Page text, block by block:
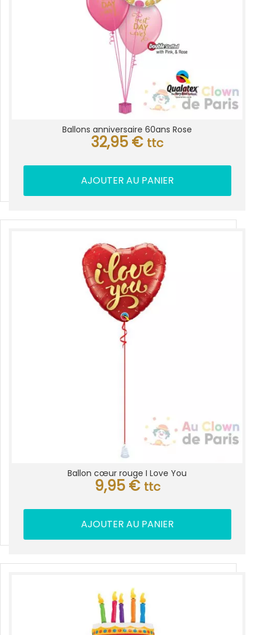
Ballons anniversaire 60ans Rose
32,95 € ttc
AJOUTER AU PANIER
Ballon cœur rouge I Love You
9,95 € ttc
AJOUTER AU PANIER